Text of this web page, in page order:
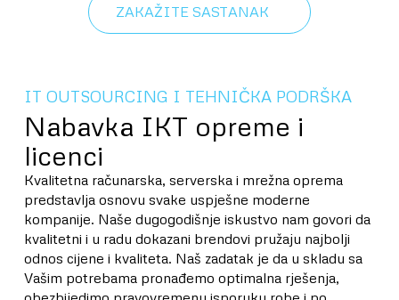
ZAKAŽITE SASTANAK
IT OUTSOURCING I TEHNIČKA PODRŠKA
Nabavka IKT opreme i
licenci
Kvalitetna računarska, serverska i mrežna oprema
predstavlja osnovu svake uspješne moderne
kompanije. Naše dugogodišnje iskustvo nam govori da
kvalitetni i u radu dokazani brendovi pružaju najbolji
odnos cijene i kvaliteta. Naš zadatak je da u skladu sa
Vašim potrebama pronađemo optimalna rješenja,